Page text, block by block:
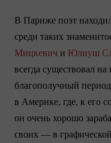
В Париже поэт
среди таких
Мицкевич и Юлиуш
всегда существовал
благополучный
в Америке, где, к его
он очень хорошо
своих — в